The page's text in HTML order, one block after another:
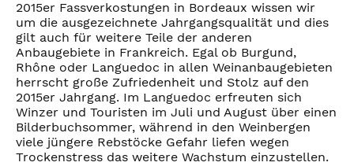
2015er Fassverkostungen in Bordeaux wissen wir
um die ausgezeichnete Jahrgangsqualität und dies
gilt auch für weitere Teile der anderen
Anbaugebiete in Frankreich. Egal ob Burgund,
Rhône oder Languedoc in allen Weinanbaugebieten
herrscht große Zufriedenheit und Stolz auf den
2015er Jahrgang. Im Languedoc erfreuten sich
Winzer und Touristen im Juli und August über einen
Bilderbuchsommer, während in den Weinbergen
viele jüngere Rebstöcke Gefahr liefen wegen
Trockenstress das weitere Wachstum einzustellen.